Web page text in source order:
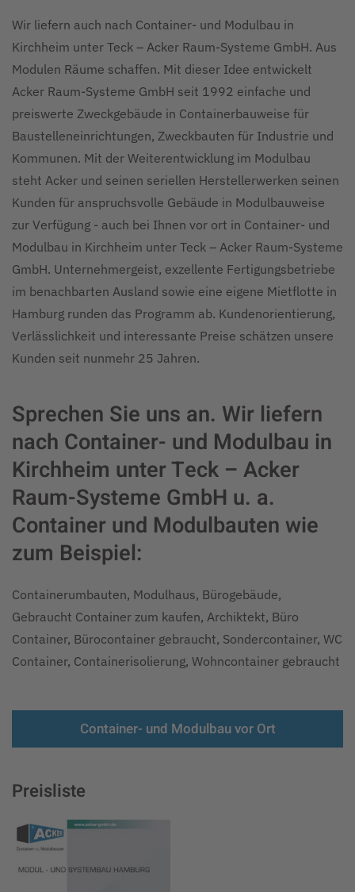
Wir liefern auch nach Container- und Modulbau in
Kirchheim unter Teck – Acker Raum-Systeme GmbH. Aus
Modulen Räume schaffen. Mit dieser Idee entwickelt
Acker Raum-Systeme GmbH seit 1992 einfache und
preiswerte Zweckgebäude in Containerbauweise für
Baustelleneinrichtungen, Zweckbauten für Industrie und
Kommunen. Mit der Weiterentwicklung im Modulbau
steht Acker und seinen seriellen Herstellerwerken seinen
Kunden für anspruchsvolle Gebäude in Modulbauweise
zur Verfügung - auch bei Ihnen vor ort in Container- und
Modulbau in Kirchheim unter Teck – Acker Raum-Systeme
GmbH. Unternehmergeist, exzellente Fertigungsbetriebe
im benachbarten Ausland sowie eine eigene Mietflotte in
Hamburg runden das Programm ab. Kundenorientierung,
Verlässlichkeit und interessante Preise schätzen unsere
Kunden seit nunmehr 25 Jahren.
Sprechen Sie uns an. Wir liefern
nach Container- und Modulbau in
Kirchheim unter Teck – Acker
Raum-Systeme GmbH u. a.
Container und Modulbauten wie
zum Beispiel:
Containerumbauten, Modulhaus, Bürogebäude,
Gebraucht Container zum kaufen, Archiktekt, Büro
Container, Bürocontainer gebraucht, Sondercontainer, WC
Container, Containerisolierung, Wohncontainer gebraucht
Container- und Modulbau vor Ort
Preisliste